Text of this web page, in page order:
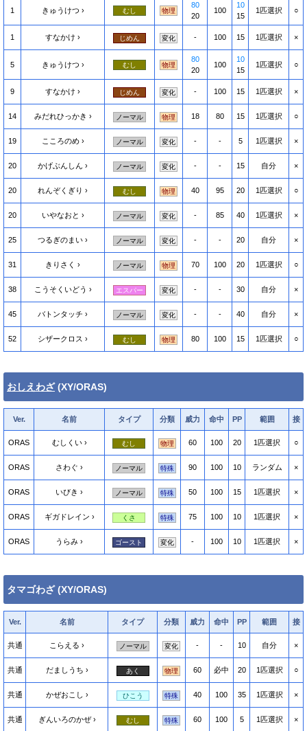
1 きゅうけつ むし 物理
80
20
100
10
15
1匹選択 ○
1 すなかけ じめん 変化 - 100 15 1匹選択 ×
5 きゅうけつ むし 物理
80
20
100
10
15
1匹選択 ○
9 すなかけ じめん 変化 - 100 15 1匹選択 ×
14 みだれひっかき ノーマル 物理 18 80 15 1匹選択 ○
19 こころのめ ノーマル 変化 - - 5 1匹選択 ×
20 かげぶんしん ノーマル 変化 - - 15 自分 ×
20 れんぞくぎり むし 物理 40 95 20 1匹選択 ○
20 いやなおと ノーマル 変化 - 85 40 1匹選択 ×
25 つるぎのまい ノーマル 変化 - - 20 自分 ×
31 きりさく ノーマル 物理 70 100 20 1匹選択 ○
38 こうそくいどう エスパー 変化 - - 30 自分 ×
45 バトンタッチ ノーマル 変化 - - 40 自分 ×
52 シザークロス むし 物理 80 100 15 1匹選択 ○
おしえわざ(XY/ORAS)
Ver. 名前 タイプ 分類 威力 命中 PP 範囲 接
ORAS むしくい むし 物理 60 100 20 1匹選択 ○
ORAS さわぐ ノーマル 特殊 90 100 10 ランダム ×
ORAS いびき ノーマル 特殊 50 100 15 1匹選択 ×
ORAS ギガドレイン くさ 特殊 75 100 10 1匹選択 ×
ORAS うらみ ゴースト 変化 - 100 10 1匹選択 ×
タマゴわざ (XY/ORAS)
Ver. 名前 タイプ 分類 威力 命中 PP 範囲 接
共通 こらえる ノーマル 変化 - - 10 自分 ×
共通 だましうち あく 物理 60 必中 20 1匹選択 ○
共通 かぜおこし ひこう 特殊 40 100 35 1匹選択 ×
共通 ぎんいろのかぜ むし 特殊 60 100 5 1匹選択 ×